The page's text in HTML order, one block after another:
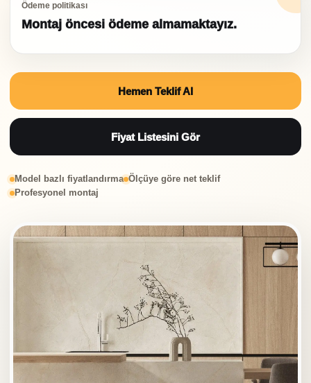
Ödeme politikası
Montaj öncesi ödeme almamaktayız.
Hemen Teklif Al
Fiyat Listesini Gör
Model bazlı fiyatlandırma Ölçüye göre net teklif
Profesyonel montaj